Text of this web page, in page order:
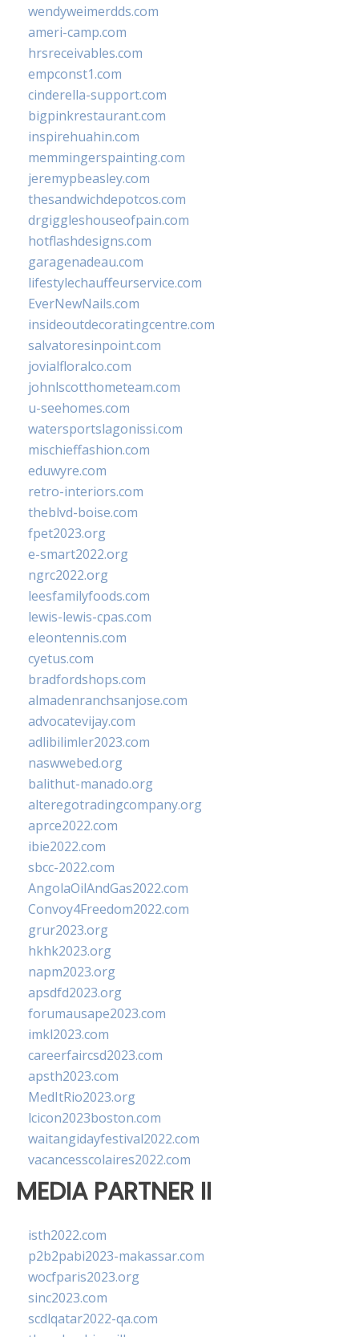
wendyweimerdds.com
ameri-camp.com
hrsreceivables.com
empconst1.com
cinderella-support.com
bigpinkrestaurant.com
inspirehuahin.com
memmingerspainting.com
jeremypbeasley.com
thesandwichdepotcos.com
drgiggleshouseofpain.com
hotflashdesigns.com
garagenadeau.com
lifestylechauffeurservice.com
EverNewNails.com
insideoutdecoratingcentre.com
salvatoresinpoint.com
jovialfloralco.com
johnlscotthometeam.com
u-seehomes.com
watersportslagonissi.com
mischieffashion.com
eduwyre.com
retro-interiors.com
theblvd-boise.com
fpet2023.org
e-smart2022.org
ngrc2022.org
leesfamilyfoods.com
lewis-lewis-cpas.com
eleontennis.com
cyetus.com
bradfordshops.com
almadenranchsanjose.com
advocatevijay.com
adlibilimler2023.com
naswwebed.org
balithut-manado.org
alteregotradingcompany.org
aprce2022.com
ibie2022.com
sbcc-2022.com
AngolaOilAndGas2022.com
Convoy4Freedom2022.com
grur2023.org
hkhk2023.org
napm2023.org
apsdfd2023.org
forumausape2023.com
imkl2023.com
careerfaircsd2023.com
apsth2023.com
MedItRio2023.org
lcicon2023boston.com
waitangidayfestival2022.com
vacancesscolaires2022.com
MEDIA PARTNER II
isth2022.com
p2b2pabi2023-makassar.com
wocfparis2023.org
sinc2023.com
scdlqatar2022-qa.com